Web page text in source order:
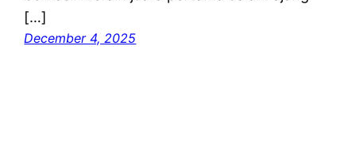
[…]
December 4, 2025